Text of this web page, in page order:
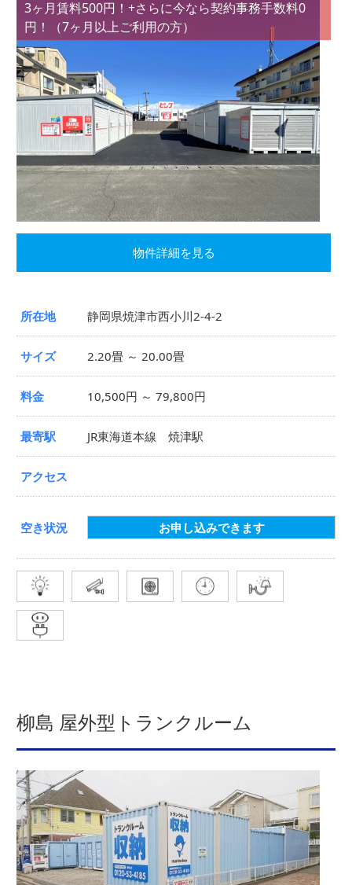
3ヶ月賃料500円！+さらに今なら契約事務手数料0
円！（7ヶ月以上ご利用の方）
物件詳細を見る
所在地 静岡県焼津市西小川2-4-2
サイズ 2.20畳 ～ 20.00畳
料金 10,500円 ～ 79,800円
最寄駅 JR東海道本線 焼津駅
アクセス
空き状況 お申し込みできます
柳島 屋外型トランクルーム